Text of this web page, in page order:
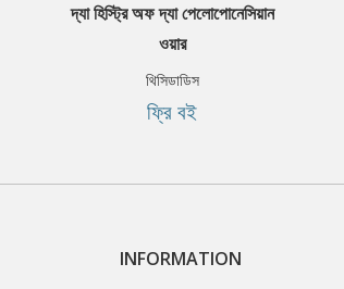
দ্যা হিস্ট্রি অফ দ্যা পেলোপোনেসিয়ান
ওয়ার
থিসিডাডিস
ফ্রি বই
INFORMATION